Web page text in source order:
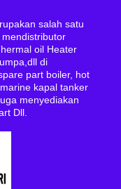
salah satu
oil Heater
di
part boiler, hot
kapal tanker
menyediakan
Dll.